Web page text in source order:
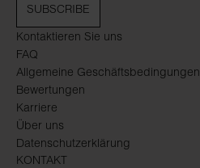
Kontaktieren Sie uns
FAQ
Allgemeine Geschäftsbedingungen
Bewertungen
Karriere
Über uns
Datenschutzerklärung
KONTAKT
SUBSCRIBE